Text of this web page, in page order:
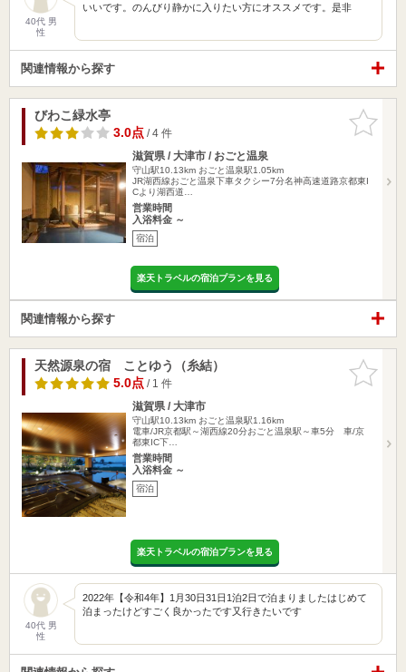
40代 男
性
いいです。のんびり静かに入りたい方にオススメです。是非
関連情報から探す
お気に入
りに追加
びわこ緑水亭
3.0点/ 4 件
滋賀県 / 大津市 / おごと温泉
守山駅10.13km おごと温泉駅1.05km
JR湖西線おごと温泉下車タクシー7分名神高速道路京都東I
Cより湖西道…
営業時間
入浴料金 ～
宿泊
楽天トラベルの宿泊プランを見る
関連情報から探す
お気に入
りに追加
天然源泉の宿 ことゆう（糸結）
5.0点/ 1 件
滋賀県 / 大津市
守山駅10.13km おごと温泉駅1.16km
電車/JR京都駅～湖西線20分おごと温泉駅～車5分 車/京
都東IC下…
営業時間
入浴料金 ～
宿泊
楽天トラベルの宿泊プランを見る
40代 男
性
2022年【令和4年】1月30日31日1泊2日で泊まりましたはじめて
泊まったけどすごく良かったです又行きたいです